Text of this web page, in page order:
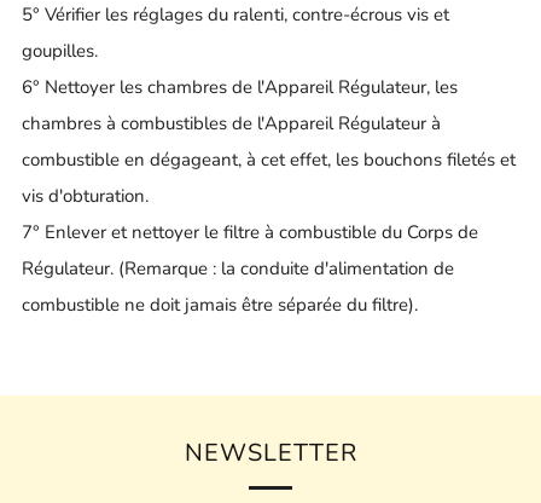
5° Vérifier les réglages du ralenti, contre-écrous vis et
goupilles.
6° Nettoyer les chambres de l'Appareil Régulateur, les
chambres à combustibles de l'Appareil Régulateur à
combustible en dégageant, à cet effet, les bouchons filetés et
vis d'obturation.
7° Enlever et nettoyer le filtre à combustible du Corps de
Régulateur. (Remarque : la conduite d'alimentation de
combustible ne doit jamais être séparée du filtre).
NEWSLETTER